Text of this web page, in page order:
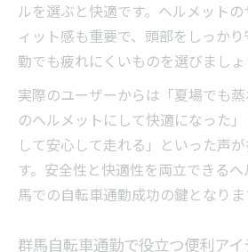
ルを選ぶと快適です。ヘルメット
ィット感も重要で、頭部をしっか
勤でも疲れにくいものを選びましょ
実際のユーザーからは「夏場でも
のヘルメットにして快適になった
して安心して走れる」といった声
す。安全性と快適性を両立できる
馬での自転車通勤成功の鍵となりま
群馬自転車通勤で役立つ便利ア